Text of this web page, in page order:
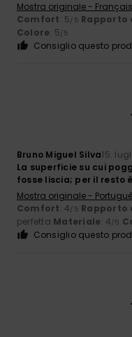
Mostra originale - Français
Comfort: 5/5 Rapporto
Colore: 5/5
Consiglio questo
Bruno Miguel Silva15.
La superficie su cui
fosse liscia; per il resto
Mostra originale -
Comfort: 4/5 Rapporto
perfetta Materiale: 4/5
Consiglio questo